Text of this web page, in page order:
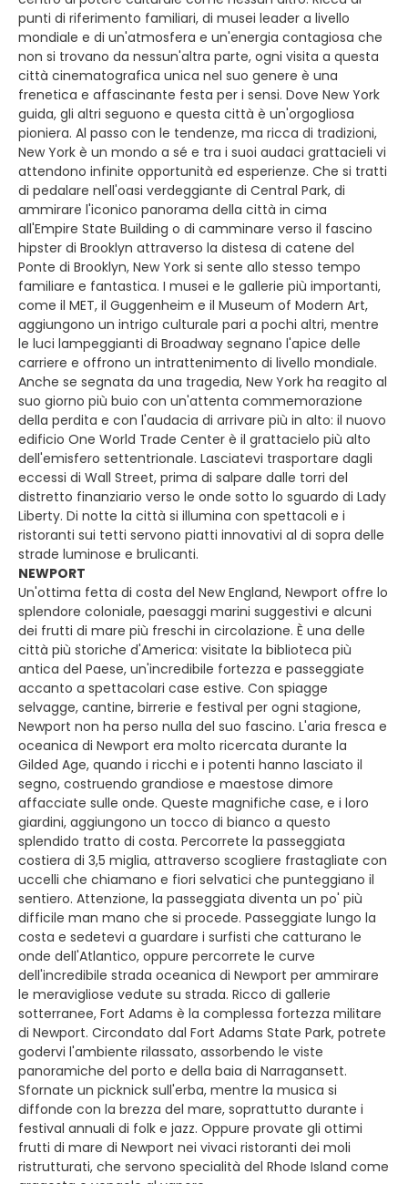
punti di riferimento familiari, di musei leader a livello
mondiale e di un'atmosfera e un'energia contagiosa che
non si trovano da nessun'altra parte, ogni visita a questa
città cinematografica unica nel suo genere è una
frenetica e affascinante festa per i sensi. Dove New York
guida, gli altri seguono e questa città è un'orgogliosa
pioniera. Al passo con le tendenze, ma ricca di tradizioni,
New York è un mondo a sé e tra i suoi audaci grattacieli vi
attendono infinite opportunità ed esperienze. Che si tratti
di pedalare nell'oasi verdeggiante di Central Park, di
ammirare l'iconico panorama della città in cima
all'Empire State Building o di camminare verso il fascino
hipster di Brooklyn attraverso la distesa di catene del
Ponte di Brooklyn, New York si sente allo stesso tempo
familiare e fantastica. I musei e le gallerie più importanti,
come il MET, il Guggenheim e il Museum of Modern Art,
aggiungono un intrigo culturale pari a pochi altri, mentre
le luci lampeggianti di Broadway segnano l'apice delle
carriere e offrono un intrattenimento di livello mondiale.
Anche se segnata da una tragedia, New York ha reagito al
suo giorno più buio con un'attenta commemorazione
della perdita e con l'audacia di arrivare più in alto: il nuovo
edificio One World Trade Center è il grattacielo più alto
dell'emisfero settentrionale. Lasciatevi trasportare dagli
eccessi di Wall Street, prima di salpare dalle torri del
distretto finanziario verso le onde sotto lo sguardo di Lady
Liberty. Di notte la città si illumina con spettacoli e i
ristoranti sui tetti servono piatti innovativi al di sopra delle
strade luminose e brulicanti.
NEWPORT
Un'ottima fetta di costa del New England, Newport offre lo
splendore coloniale, paesaggi marini suggestivi e alcuni
dei frutti di mare più freschi in circolazione. È una delle
città più storiche d'America: visitate la biblioteca più
antica del Paese, un'incredibile fortezza e passeggiate
accanto a spettacolari case estive. Con spiagge
selvagge, cantine, birrerie e festival per ogni stagione,
Newport non ha perso nulla del suo fascino. L'aria fresca e
oceanica di Newport era molto ricercata durante la
Gilded Age, quando i ricchi e i potenti hanno lasciato il
segno, costruendo grandiose e maestose dimore
affacciate sulle onde. Queste magnifiche case, e i loro
giardini, aggiungono un tocco di bianco a questo
splendido tratto di costa. Percorrete la passeggiata
costiera di 3,5 miglia, attraverso scogliere frastagliate con
uccelli che chiamano e fiori selvatici che punteggiano il
sentiero. Attenzione, la passeggiata diventa un po' più
difficile man mano che si procede. Passeggiate lungo la
costa e sedetevi a guardare i surfisti che catturano le
onde dell'Atlantico, oppure percorrete le curve
dell'incredibile strada oceanica di Newport per ammirare
le meravigliose vedute su strada. Ricco di gallerie
sotterranee, Fort Adams è la complessa fortezza militare
di Newport. Circondato dal Fort Adams State Park, potrete
godervi l'ambiente rilassato, assorbendo le viste
panoramiche del porto e della baia di Narragansett.
Sfornate un picknick sull'erba, mentre la musica si
diffonde con la brezza del mare, soprattutto durante i
festival annuali di folk e jazz. Oppure provate gli ottimi
frutti di mare di Newport nei vivaci ristoranti dei moli
ristrutturati, che servono specialità del Rhode Island come